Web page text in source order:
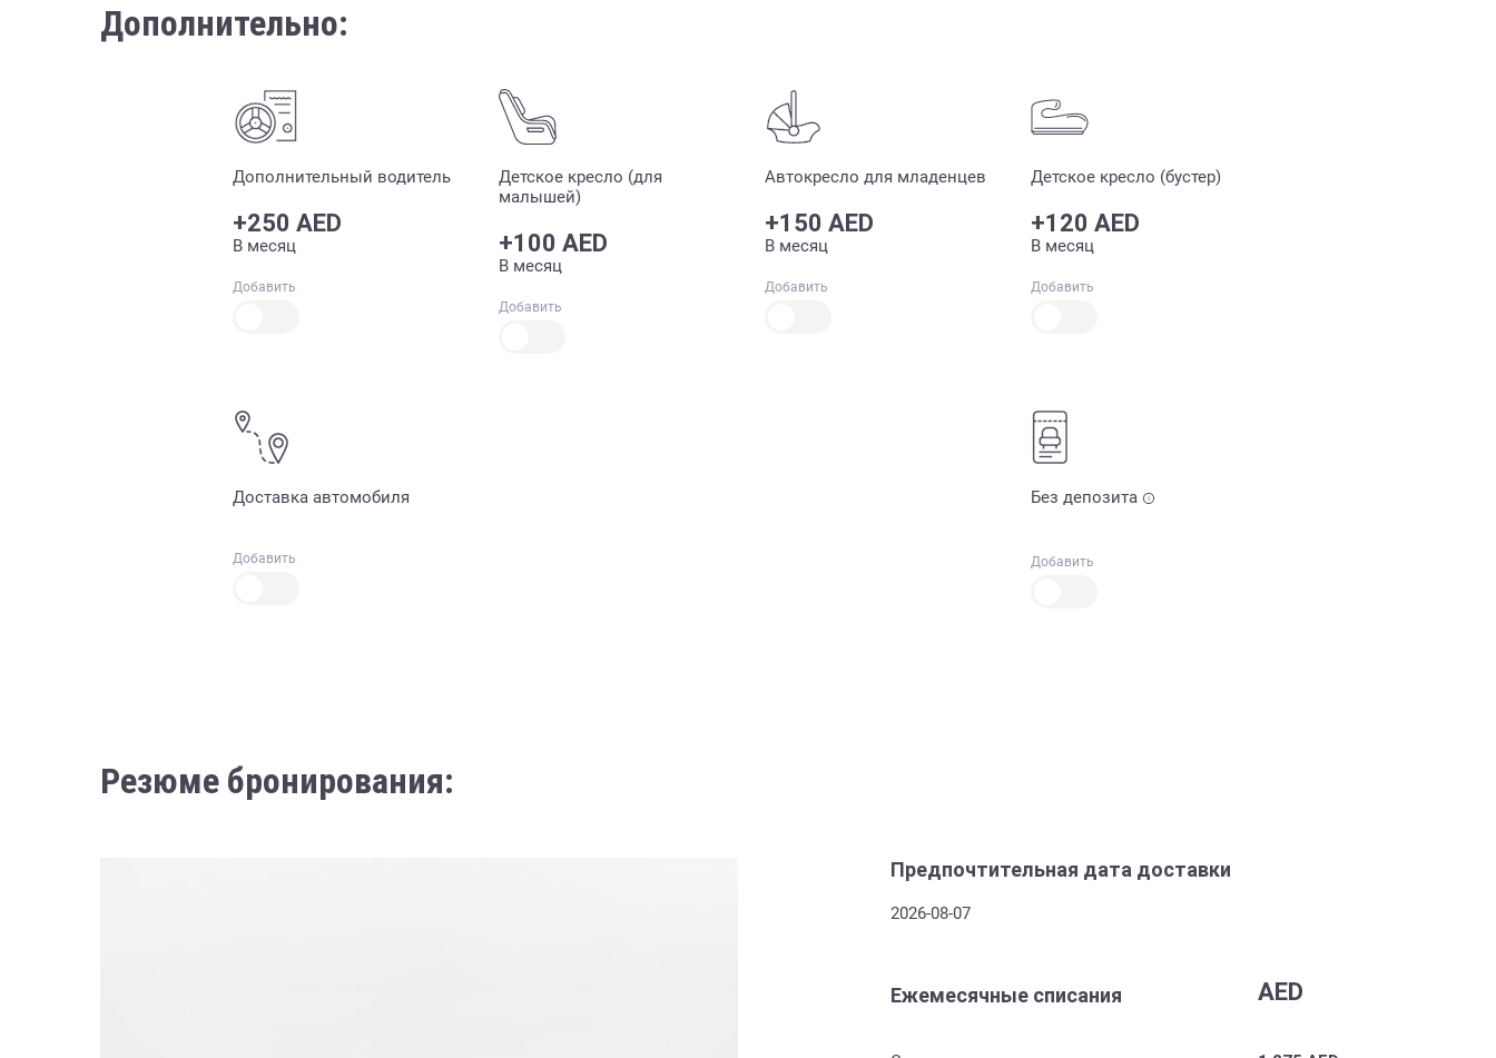
Дополнительно:
Дополнительный водитель
+250 AED
В месяц
Добавить
Детское кресло (для
малышей)
+100 AED
В месяц
Добавить
Автокресло для младенцев
+150 AED
В месяц
Добавить
Детское кресло (бустер)
+120 AED
В месяц
Добавить
Доставка автомобиля
Добавить
Без депозита
Добавить
Резюме бронирования:
Предпочтительная дата доставки
2026-08-07
Ежемесячные списания AED